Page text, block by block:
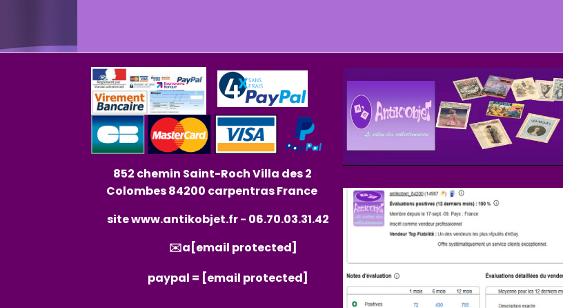
852 chemin Saint-Roch Villa des 2
Colombes 84200 carpentras France
sitewww.antikobjet.fr- 06.70.03.31.42
✉️a [email protected]
paypal = [email protected]